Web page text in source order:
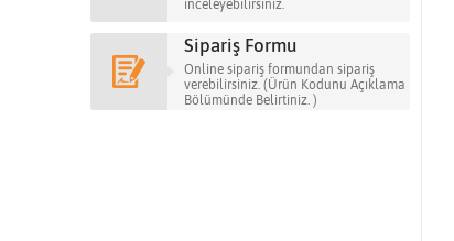
inceleyebilirsiniz.
Sipariş Formu
Online sipariş formundan sipariş
verebilirsiniz. (Ürün Kodunu Açıklama
Bölümünde Belirtiniz. )